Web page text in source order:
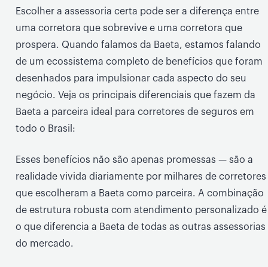
Escolher a assessoria certa pode ser a diferença entre
uma corretora que sobrevive e uma corretora que
prospera. Quando falamos da Baeta, estamos falando
de um ecossistema completo de benefícios que foram
desenhados para impulsionar cada aspecto do seu
negócio. Veja os principais diferenciais que fazem da
Baeta a parceira ideal para corretores de seguros em
todo o Brasil:
Esses benefícios não são apenas promessas — são a
realidade vivida diariamente por milhares de corretores
que escolheram a Baeta como parceira. A combinação
de estrutura robusta com atendimento personalizado é
o que diferencia a Baeta de todas as outras assessorias
do mercado.